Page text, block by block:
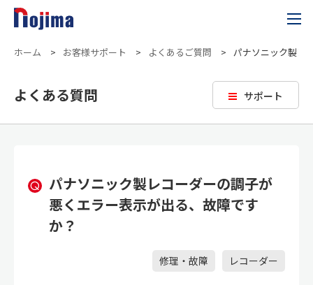
ホーム > お客様サポート > よくあるご質問 > パナソニック製レ
サポート
よくある質問
パナソニック製レコーダーの調子が
悪くエラー表示が出る、故障です
か？
修理・故障 レコーダー